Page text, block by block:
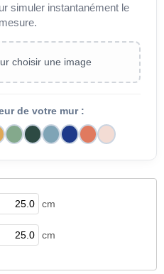
simuler instantanément le
choisir une image
de votre mur :
cm
cm